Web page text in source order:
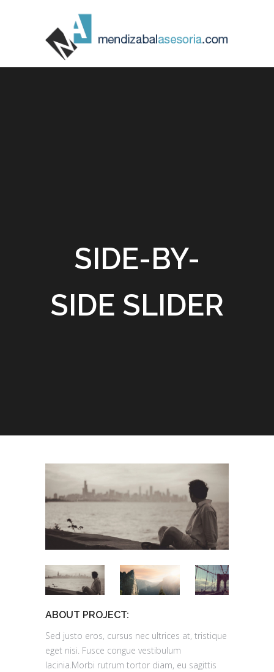
SIDE-BY-
SIDE SLIDER
ABOUT PROJECT:
Sed justo eros, cursus nec ultrices at, tristique
eget nisi. Fusce congue vestibulum
lacinia.Morbi rutrum tortor diam, eu sagittis